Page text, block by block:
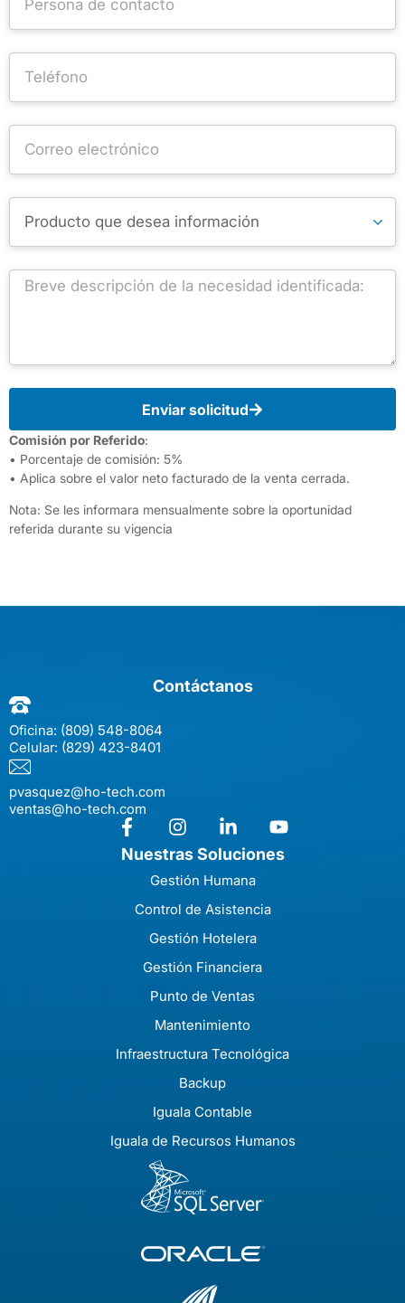
Enviar solicitud
Comisión por Referido:
• Porcentaje de comisión: 5%
• Aplica sobre el valor neto facturado de la venta cerrada.
Nota: Se les informara mensualmente sobre la oportunidad
referida durante su vigencia
Contáctanos
Oficina: (809) 548-8064
Celular: (829) 423-8401
pvasquez@ho-tech.com
ventas@ho-tech.com
Nuestras Soluciones
Gestión Humana
Control de Asistencia
Gestión Hotelera
Gestión Financiera
Punto de Ventas
Mantenimiento
Infraestructura Tecnológica
Backup
Iguala Contable
Iguala de Recursos Humanos